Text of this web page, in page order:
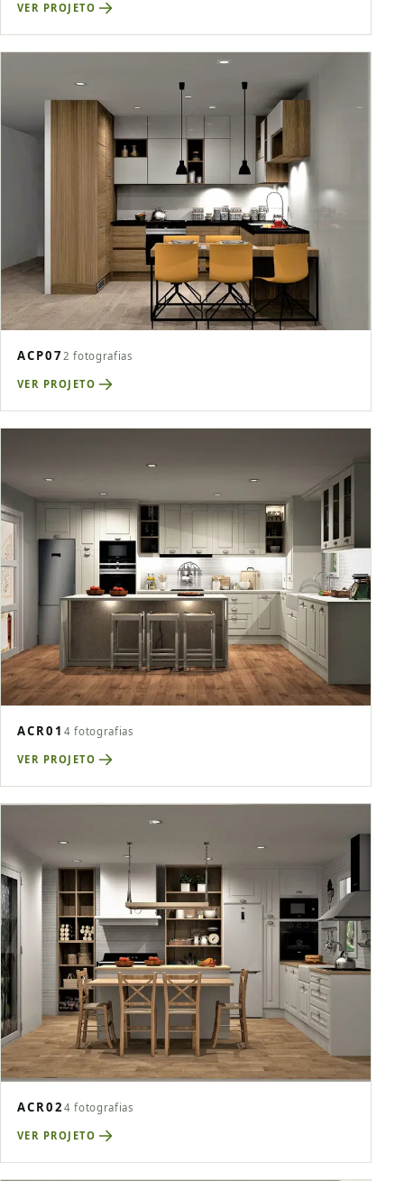
VER PROJETO
ACP07 2 fotografias
VER PROJETO
ACR01 4 fotografias
VER PROJETO
ACR02 4 fotografias
VER PROJETO